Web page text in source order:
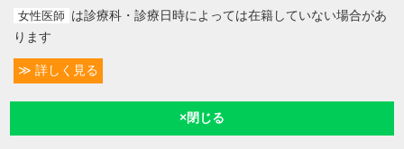
診療/受付時間・休診日
外来受付時間
8:30～12:20
14:00～18:00 ● ● ● ● ●
お盆(8月中旬)は休診・休業の場合があります。来院前
に必ず医療機関に直接ご確認ください。
現在診療
女性医師 は診療科・診療日時によっては在籍していない場合があ
ります
詳しく見る